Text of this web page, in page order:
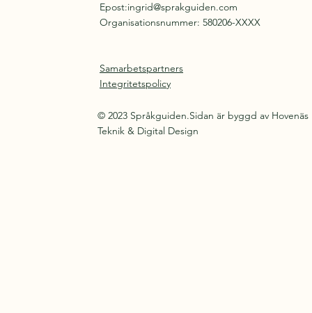
Epost:ingrid@sprakguiden.com
Organisationsnummer: 580206-XXXX
Samarbetspartners
Integritetspolicy
© 2023 Språkguiden.Sidan är byggd av Hovenäs
Teknik & Digital Design